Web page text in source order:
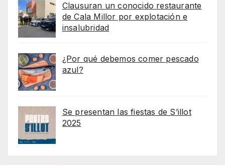
Clausuran un conocido restaurante
de Cala Millor por explotación e
insalubridad
¿Por qué debemos comer pescado
azul?
Se presentan las fiestas de S’illot
2025